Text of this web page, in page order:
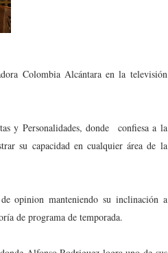
Colombia Alcántara en la televisión
y Personalidades, donde confiesa a la
su capacidad en cualquier área de la
opinion manteniendo su inclinación a
de programa de temporada.